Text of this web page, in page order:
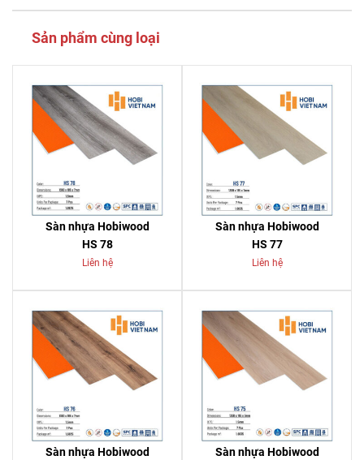
Sản phẩm cùng loại
Sàn nhựa Hobiwood
HS 78
Liên hệ
Sàn nhựa Hobiwood
HS 77
Liên hệ
Sàn nhựa Hobiwood
Sàn nhựa Hobiwood